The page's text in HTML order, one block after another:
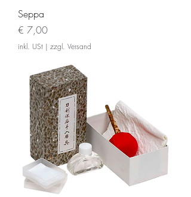
Seppa
Preis
€ 7,00
inkl. USt | zzgl. Versand